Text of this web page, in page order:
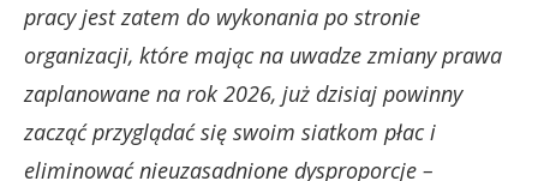
pracy jest zatem do wykonania po stronie
organizacji, które mając na uwadze zmiany prawa
zaplanowane na rok 2026, już dzisiaj powinny
zacząć przyglądać się swoim siatkom płac i
eliminować nieuzasadnione dysproporcje –